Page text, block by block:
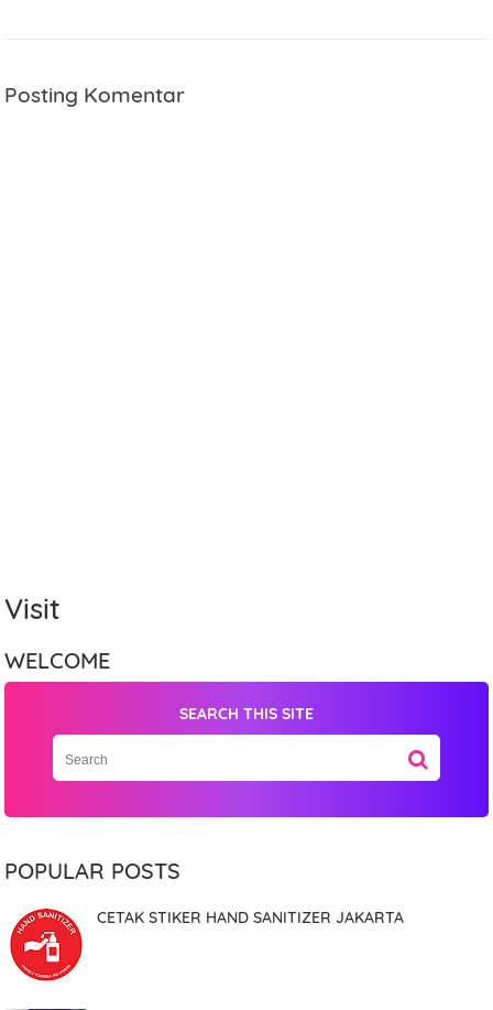
Posting Komentar
Visit
WELCOME
SEARCH THIS SITE
POPULAR POSTS
CETAK STIKER HAND SANITIZER JAKARTA
Mobile Phone Number